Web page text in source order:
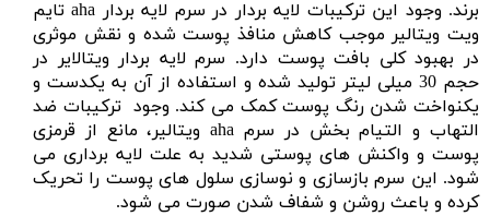
برند. وجود این ترکیبات لایه بردار در سرم لایه بردار aha تایم
ویت ویتالیر موجب کاهش منافذ پوست شده و نقش موثری
در بهبود کلی بافت پوست دارد. سرم لایه بردار ویتالایر در
حجم 30 میلی لیتر تولید شده و استفاده از آن به یکدست و
یکنواخت شدن رنگ پوست کمک می کند. وجود ترکیبات ضد
التهاب و التیام بخش در سرم aha ویتالیر، مانع از قرمزی
پوست و واکنش های پوستی شدید به علت لایه برداری می
شود. این سرم بازسازی و نوسازی سلول های پوست را تحریک
کرده و باعث روشن و شفاف شدن صورت می شود.